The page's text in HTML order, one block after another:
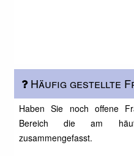
Häufig gestellte
Haben Sie noch offene
Bereich die am
zusammengefasst.